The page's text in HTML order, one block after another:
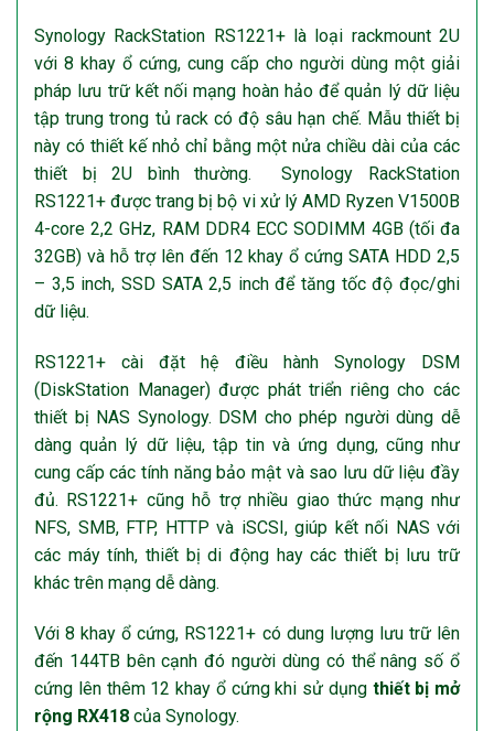
Synology RackStation RS1221+ là loại rackmount 2U
với 8 khay ổ cứng, cung cấp cho người dùng một giải
pháp lưu trữ kết nối mạng hoàn hảo để quản lý dữ liệu
tập trung trong tủ rack có độ sâu hạn chế. Mẫu thiết bị
này có thiết kế nhỏ chỉ bằng một nửa chiều dài của các
thiết bị 2U bình thường. Synology RackStation
RS1221+ được trang bị bộ vi xử lý AMD Ryzen V1500B
4-core 2,2 GHz, RAM DDR4 ECC SODIMM 4GB (tối đa
32GB) và hỗ trợ lên đến 12 khay ổ cứng SATA HDD 2,5
– 3,5 inch, SSD SATA 2,5 inch để tăng tốc độ đọc/ghi
dữ liệu.
RS1221+ cài đặt hệ điều hành Synology DSM
(DiskStation Manager) được phát triển riêng cho các
thiết bị NAS Synology. DSM cho phép người dùng dễ
dàng quản lý dữ liệu, tập tin và ứng dụng, cũng như
cung cấp các tính năng bảo mật và sao lưu dữ liệu đầy
đủ. RS1221+ cũng hỗ trợ nhiều giao thức mạng như
NFS, SMB, FTP, HTTP và iSCSI, giúp kết nối NAS với
các máy tính, thiết bị di động hay các thiết bị lưu trữ
khác trên mạng dễ dàng.
Với 8 khay ổ cứng, RS1221+ có dung lượng lưu trữ lên
đến 144TB bên cạnh đó người dùng có thể nâng số ổ
cứng lên thêm 12 khay ổ cứng khi sử dụng thiết bị mở
rộng RX418 của Synology.